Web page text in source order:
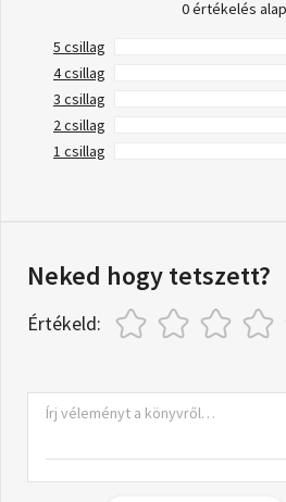
0 értékelés
5 csillag
4 csillag
3 csillag
2 csillag
1 csillag
Neked hogy tetszett?
Értékeld: